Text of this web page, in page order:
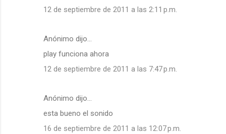
12 de septiembre de 2011 a las 2:11 p.m.
Anónimo dijo…
play funciona ahora
12 de septiembre de 2011 a las 7:47 p.m.
Anónimo dijo…
esta bueno el sonido
16 de septiembre de 2011 a las 12:07 p.m.